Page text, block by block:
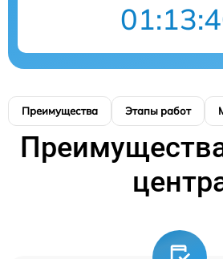
Преимущества Этапы работ